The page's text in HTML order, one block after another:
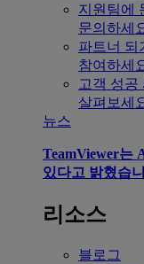
지원팀에
문의하세
파트너 되
참여하세
고객 성공
살펴보세
뉴스
TeamViewer는
있다고 밝혔습
리소스
블로그